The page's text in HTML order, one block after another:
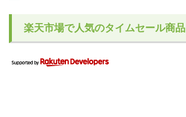
楽天市場で人気のタイムセール商品